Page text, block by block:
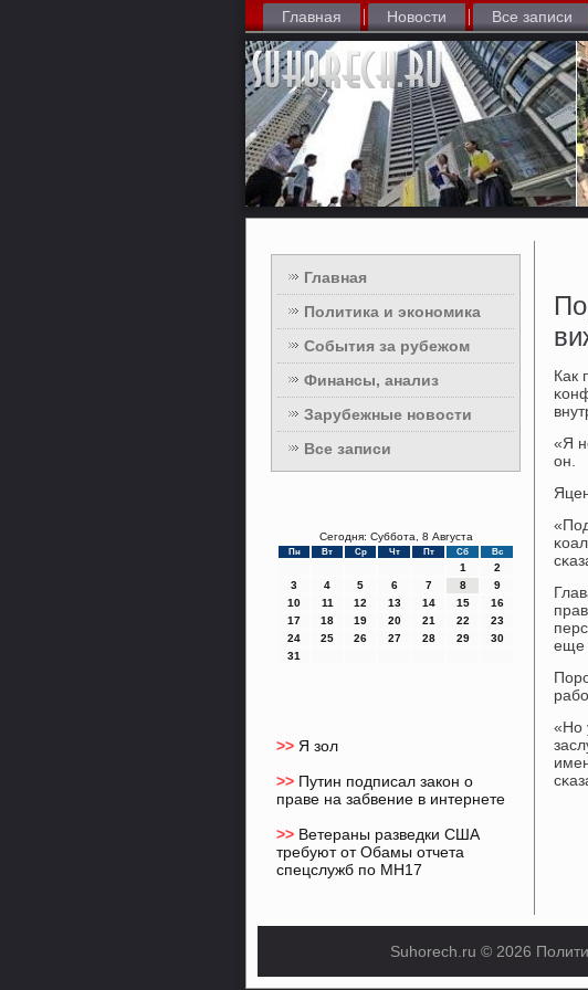
Главная Новости Все записи
Главная
Политика и экономика
События за рубежом
Финансы, анализ
Зарубежные новости
Все записи
Сегодня: Суббота, 8 Августа
Пн Вт Ср Чт Пт Сб Вс
1
2
3
4 5 6 7 8
9
10
11 12 13 14 15
16
17
18 19 20 21 22
23
24
25 26 27 28 29
30
31
>> Я зол
>> Путин подписал закон о
праве на забвение в интернете
>> Ветераны разведки США
требуют от Обамы отчета
спецслужб по MH17
Как
«Я
он.
еще
«Но
Suhorech.ru © 2026